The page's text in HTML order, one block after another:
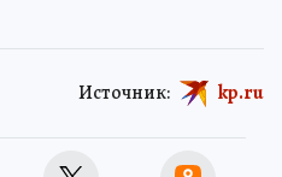
Источник: kp.ru